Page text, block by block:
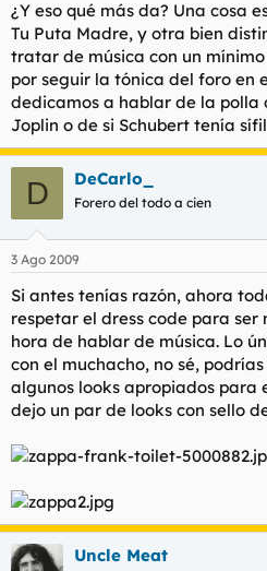
¿Y eso qué más da? Una cosa
Tu Puta Madre, y otra bien
tratar de música con un
por seguir la tónica del foro en
dedicamos a hablar de la polla
Joplin o de si Schubert tenía
D DeCarlo_
Forero del todo a cien
3 Ago 2009
Si antes tenías razón, ahora
respetar el dress code para
hora de hablar de música. Lo
con el muchacho, no sé,
algunos looks apropiados para
dejo un par de looks con sello
Uncle Meat